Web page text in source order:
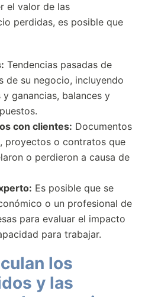
el valor de las
perdidas, es posible que
Tendencias pasadas de
de su negocio, incluyendo
ganancias, balances y
con clientes: Documentos
proyectos o contratos que
o perdieron a causa de
Es posible que se
o un profesional de
para evaluar el impacto
para trabajar.
los
y las